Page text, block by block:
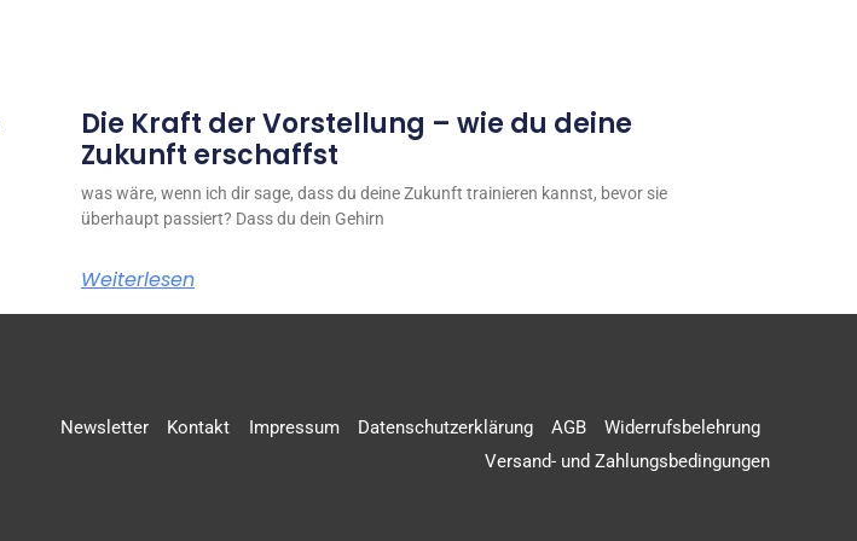
Die Kraft der Vorstellung – wie du deine
Zukunft erschaffst
was wäre, wenn ich dir sage, dass du deine Zukunft trainieren kannst, bevor sie
überhaupt passiert? Dass du dein Gehirn
Weiterlesen
Newsletter Kontakt Impressum Datenschutzerklärung AGB
Widerrufsbelehrung
Versand- und Zahlungsbedingungen